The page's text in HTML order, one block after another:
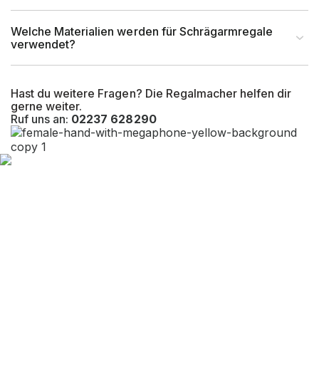
Hast du weitere Fragen? Die Regalmacher helfen dir
gerne weiter.
Ruf uns an: 02237 628290
Welche Materialien werden für Schrägarmregale
verwendet?